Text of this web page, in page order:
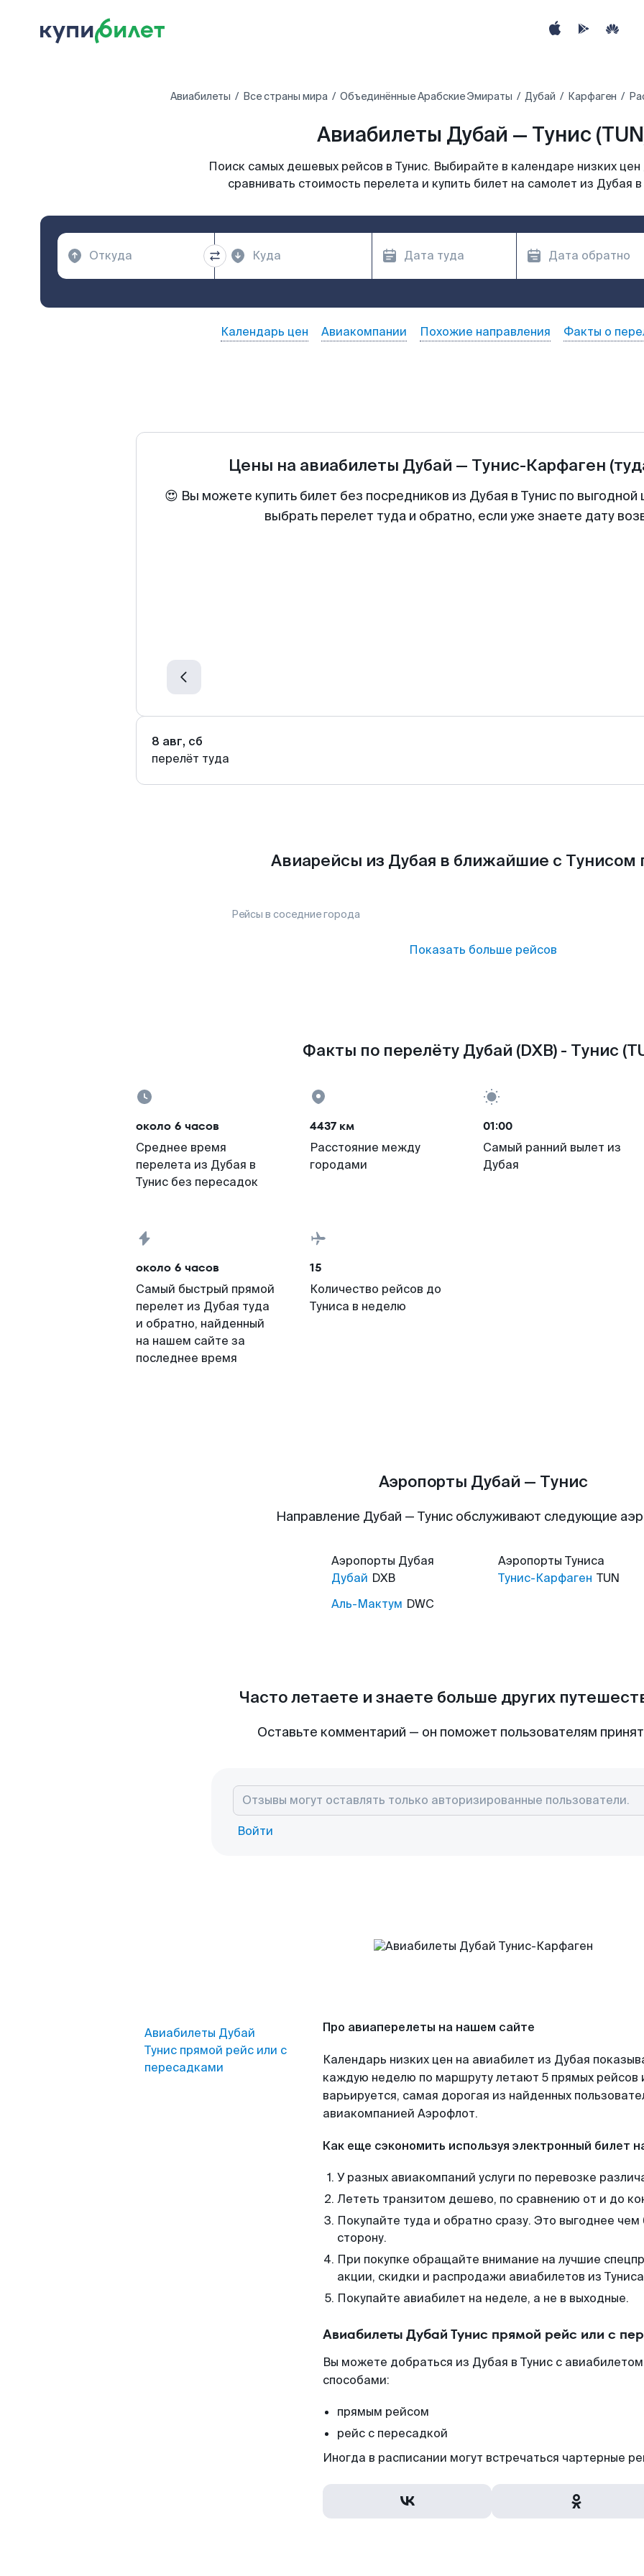
Авиабилеты Все страны мира Объединённые Арабские Эмираты Дубай Карфаген
Авиабилеты Дубай — Тунис
Поиск самых дешевых рейсов в Тунис. Выбирайте в календаре низких
сравнивать стоимость перелета и купить билет на самолет из Дубая
Календарь цен Авиакомпании Похожие направления Факты о
Цены на авиабилеты Дубай — Тунис-Карфаген
😍 Вы можете купить билет без посредников из Дубая в Тунис по
выбрать перелет туда и обратно, если уже знаете дату
8 авг, сб
перелёт туда
Авиарейсы из Дубая в ближайшие с Тунисом
Рейсы в соседние города
Показать больше рейсов
Факты по перелёту Дубай (DXB) - Тунис
около 6 часов
Среднее время
перелета из Дубая в
Тунис без пересадок
4437 км
Расстояние между
городами
01:00
Самый ранний вылет из
Дубая
около 6 часов
Самый быстрый прямой
перелет из Дубая туда
и обратно, найденный
на нашем сайте за
последнее время
15
Количество рейсов до
Туниса в неделю
Аэропорты Дубай — Тунис
Направление Дубай — Тунис обслуживают следующие
Аэропорты Дубая
Дубай DXB
Аль-Мактум DWC
Аэропорты Туниса
Тунис-Карфаген TUN
Часто летаете и знаете больше других
Оставьте комментарий — он поможет пользователям
Войти
Авиабилеты Дубай
Тунис прямой рейс или с
пересадками
Про авиаперелеты на нашем сайте
Календарь низких цен на авиабилет из Дубая
каждую неделю по маршруту летают 5 прямых рейсов
варьируется, самая дорогая из найденных
авиакомпанией Аэрофлот.
Как еще сэкономить используя электронный билет
У разных авиакомпаний услуги по перевозке
Лететь транзитом дешево, по сравнению от и до
Покупайте туда и обратно сразу. Это выгоднее
сторону.
При покупке обращайте внимание на лучшие
акции, скидки и распродажи авиабилетов из
Покупайте авиабилет на неделе, а не в выходные.
Авиабилеты Дубай Тунис прямой рейс или с
Вы можете добраться из Дубая в Тунис с авиабилетом
способами:
прямым рейсом
рейс с пересадкой
Иногда в расписании могут встречаться чартерные